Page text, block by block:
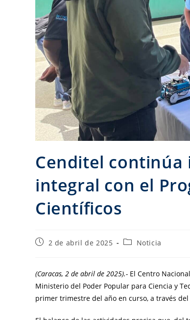
Cenditel
integral con el
Científicos
2 de abril de 2025 Noticia
(Caracas, 2 de abril de 2025).- El Centro
Ministerio del Poder Popular para Ciencia y
primer trimestre del año en curso, a través